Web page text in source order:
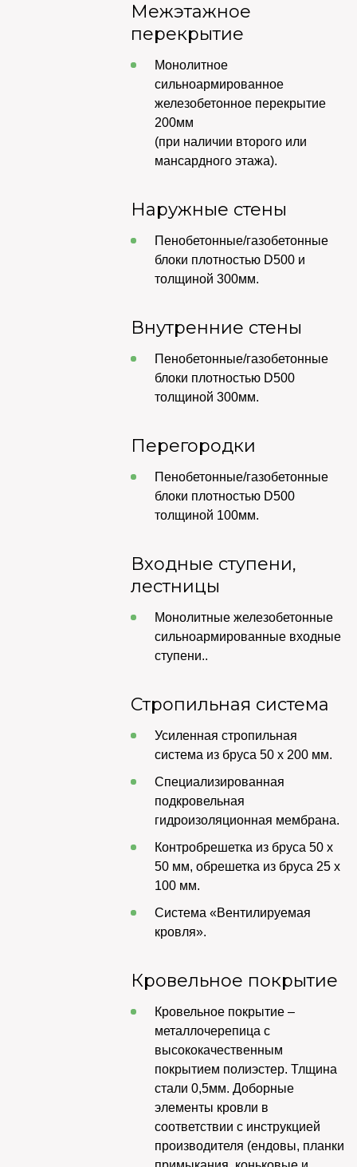
Межэтажное
перекрытие
Монолитное
сильноармированное
железобетонное перекрытие
200мм
(при наличии второго или
мансардного этажа).
Наружные стены
Пенобетонные/газобетонные
блоки плотностью D500 и
толщиной 300мм.
Внутренние стены
Пенобетонные/газобетонные
блоки плотностью D500
толщиной 300мм.
Перегородки
Пенобетонные/газобетонные
блоки плотностью D500
толщиной 100мм.
Входные ступени,
лестницы
Монолитные железобетонные
сильноармированные входные
ступени..
Стропильная система
Усиленная стропильная
система из бруса 50 х 200 мм.
Специализированная
подкровельная
гидроизоляционная мембрана.
Контробрешетка из бруса 50 х
50 мм, обрешетка из бруса 25 х
100 мм.
Система «Вентилируемая
кровля».
Кровельное покрытие
Кровельное покрытие –
металлочерепица с
высококачественным
покрытием полиэстер. Тлщина
стали 0,5мм. Доборные
элементы кровли в
соответствии с инструкцией
производителя (ендовы, планки